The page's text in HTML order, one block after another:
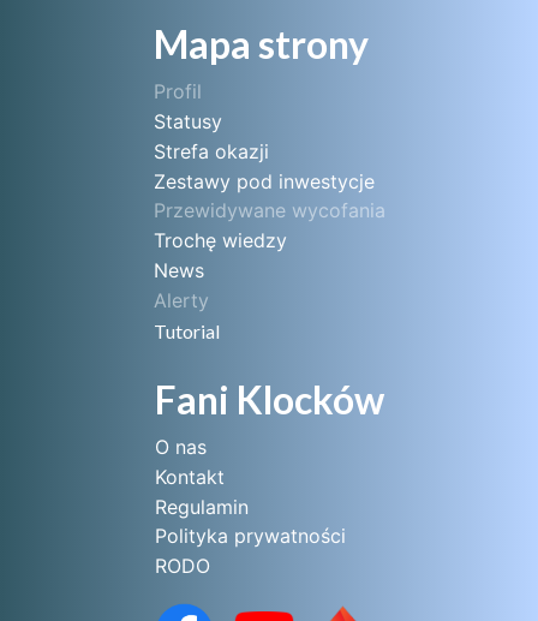
Mapa strony
Profil
Statusy
Strefa okazji
Zestawy pod inwestycje
Przewidywane wycofania
Trochę wiedzy
News
Alerty
Tutorial
Fani Klocków
O nas
Kontakt
Regulamin
Polityka prywatności
RODO